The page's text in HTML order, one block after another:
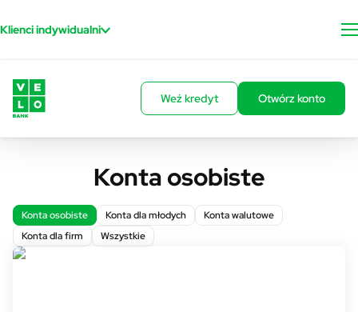
Klienci indywidualni
Weź kredyt Otwórz konto
Konta osobiste
Konta osobiste Konta dla młodych
Konta walutowe
Konta dla firm
Wszystkie